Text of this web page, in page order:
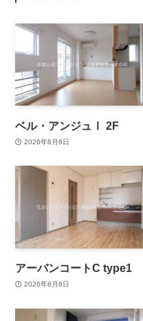
ベル・アンジュⅠ 2F
2026年8月6日
アーバンコートC type1
2026年8月6日